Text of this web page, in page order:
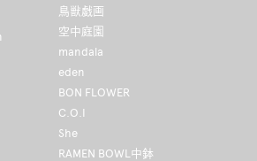
鳥獣戯画
空中庭園
mandala
eden
BON FLOWER
C.O.I
She
RAMEN BOWL中鉢